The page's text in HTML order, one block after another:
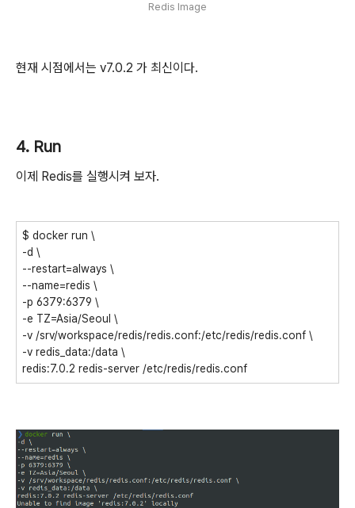
Redis Image
현재 시점에서는 v7.0.2 가 최신이다.
4. Run
이제 Redis를 실행시켜 보자.
$ docker run \
-d \
--restart=always \
--name=redis \
-p 6379:6379 \
-e TZ=Asia/Seoul \
-v /srv/workspace/redis/redis.conf:/etc/redis/redis.conf \
-v redis_data:/data \
redis:7.0.2 redis-server /etc/redis/redis.conf